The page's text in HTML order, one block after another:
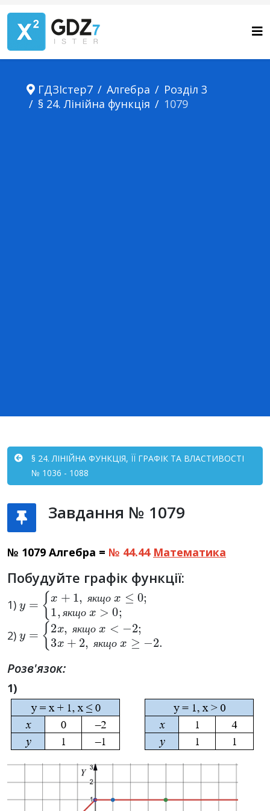
ГДЗІстер7 Алгебра
Розділ 3
§ 24. Лінійна функція
1079
§ 24. ЛІНІЙНА ФУНКЦІЯ, ЇЇ ГРАФІК ТА ВЛАСТИВОСТІ
№ 1036 - 1088
Завдання № 1079
№ 1079 Алгебра = № 44.44 Математика
Побудуйте графік функції:
1) як щ о
якщ о
,я кщо x≤0;1, як що
2) як щ о
як щ о
якщ оx<−2 3x+2,
Розв'язок:
1)